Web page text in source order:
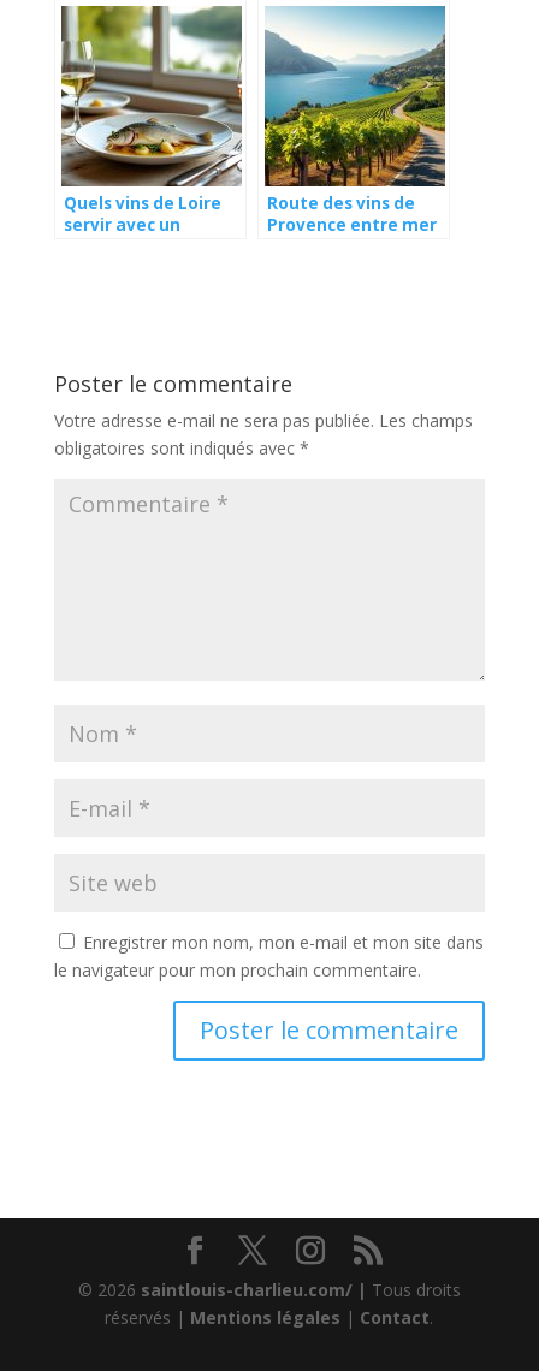
vignerons
connaître
absolument ?
Quels vins de Loire
servir avec un
Route des vins de
Provence entre mer
Poster le commentaire
Votre adresse e-mail ne sera pas publiée. Les champs
obligatoires sont indiqués avec *
Enregistrer mon nom, mon e-mail et mon site dans
le navigateur pour mon prochain commentaire.
© 2026 saintlouis-charlieu.com/ | Tous droits
réservés | Mentions légales | Contact.